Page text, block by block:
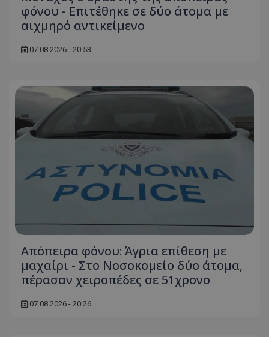
φόνου - Επιτέθηκε σε δύο άτομα με
αιχμηρό αντικείμενο
07.08.2026 - 20:53
Απόπειρα φόνου: Άγρια επίθεση με
μαχαίρι - Στο Νοσοκομείο δύο άτομα,
πέρασαν χειροπέδες σε 51χρονο
07.08.2026 - 20:26